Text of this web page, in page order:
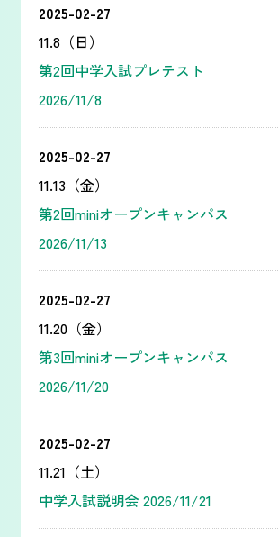
2025-02-27
11.8（日）
第2回中学入試プレテスト
2026/11/8
2025-02-27
11.13（金）
第2回miniオープンキャンパス
2026/11/13
2025-02-27
11.20（金）
第3回miniオープンキャンパス
2026/11/20
2025-02-27
11.21（土）
中学入試説明会 2026/11/21